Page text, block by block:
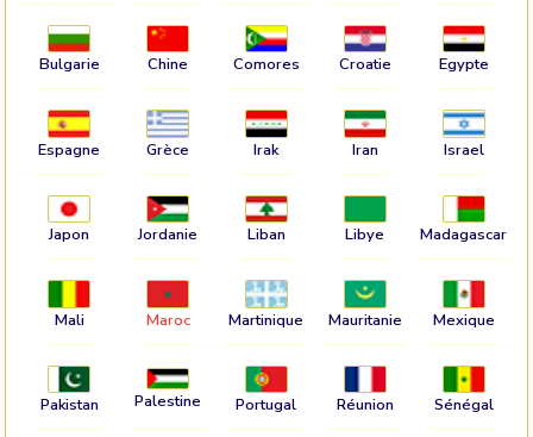
Bulgarie Chine Comores Croatie Egypte
Espagne Grèce Irak Iran Israel
Japon Jordanie Liban Libye Madagascar
Mali Maroc Martinique Mauritanie Mexique
Pakistan Palestine Portugal Réunion Sénégal